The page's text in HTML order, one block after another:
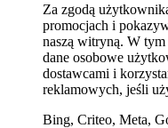
Za zgodą
promocjach i
naszą witryną. W
dane osobowe
dostawcami i
reklamowych, jeśli
Bing, Criteo, Meta,